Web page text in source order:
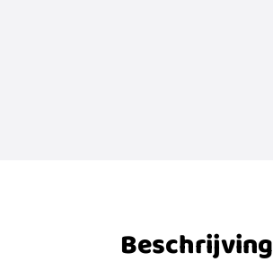
Beschrijving